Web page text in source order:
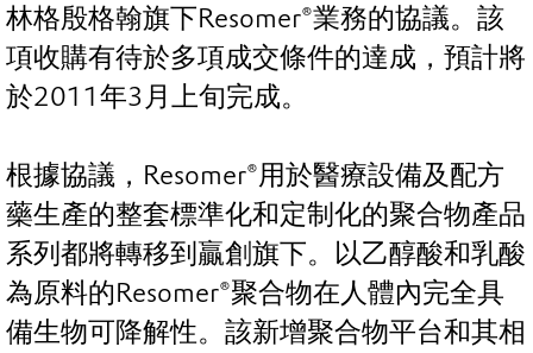
林格殷格翰旗下Resomer®業務的協議。該
項收購有待於多項成交條件的達成，預計將
於2011年3月上旬完成。
根據協議，Resomer®用於醫療設備及配方
藥生產的整套標準化和定制化的聚合物產品
系列都將轉移到贏創旗下。以乙醇酸和乳酸
為原料的Resomer®聚合物在人體內完全具
備生物可降解性。該新增聚合物平台和其相